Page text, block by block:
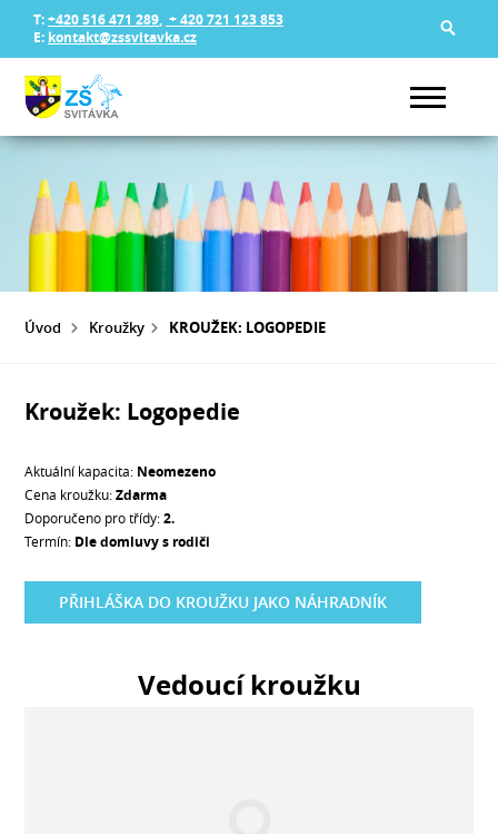
T:+420 516 471 289, + 420 721 123 853
E: kontakt@zssvitavka.cz
Úvod Kroužky KROUŽEK: LOGOPEDIE
Kroužek: Logopedie
Aktuální kapacita: Neomezeno
Cena kroužku:Zdarma
Doporučeno pro třídy:2.
Termín: Dle domluvy s rodiči
PŘIHLÁŠKA DO KROUŽKU JAKO NÁHRADNÍK
Vedoucí kroužku